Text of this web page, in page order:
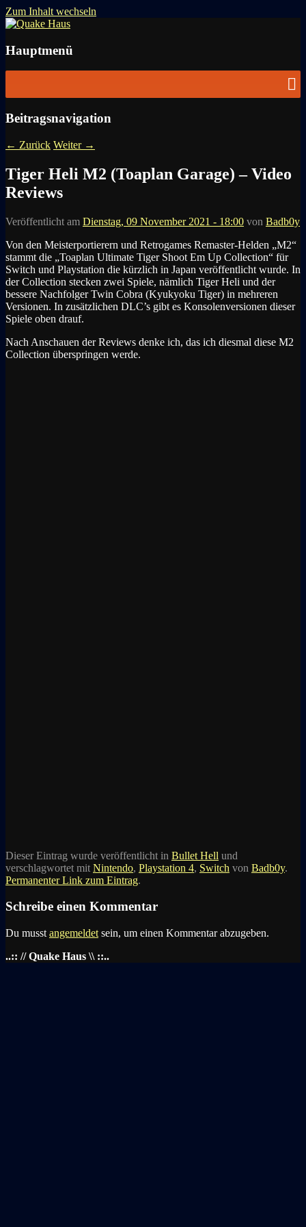
Zum Inhalt wechseln
Quake Haus
Hauptmenü
Beitragsnavigation
← Zurück Weiter →
Tiger Heli M2 (Toaplan Garage) – Video
Reviews
Veröffentlicht am Dienstag, 09 November 2021 - 18:00 von Badb0y
Von den Meisterportierern und Retrogames Remaster-Helden „M2“
stammt die „Toaplan Ultimate Tiger Shoot Em Up Collection“ für
Switch und Playstation die kürzlich in Japan veröffentlicht wurde. In
der Collection stecken zwei Spiele, nämlich Tiger Heli und der
bessere NachfolgerTwin Cobra (Kyukyoku Tiger) in mehreren
Versionen. In zusätzlichen DLC’s gibt es Konsolenversionen dieser
Spiele oben drauf.
Nach Anschauen der Reviews denke ich, das ich diesmal diese M2
Collection überspringen werde.
Dieser Eintrag wurde veröffentlicht in Bullet Hell und
verschlagwortet mit Nintendo, Playstation 4, Switch von Badb0y.
Permanenter Link zum Eintrag.
Schreibe einen Kommentar
Du musst angemeldet sein, um einen Kommentar abzugeben.
..:: // Quake Haus \\ ::..